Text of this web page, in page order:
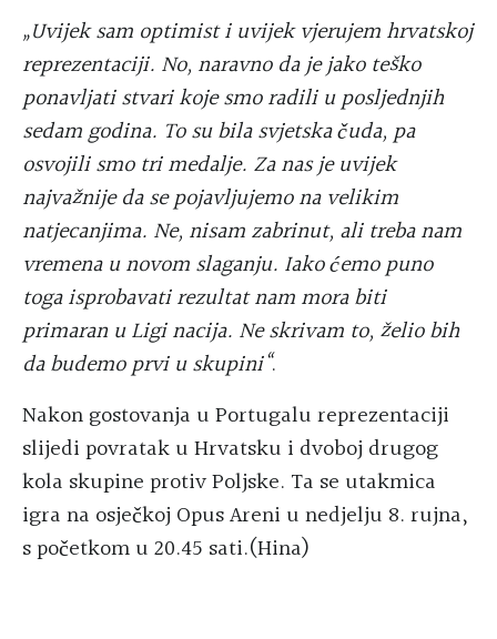
„Uvijek sam optimist i uvijek vjerujem hrvatskoj
reprezentaciji. No, naravno da je jako teško
ponavljati stvari koje smo radili u posljednjih
sedam godina. To su bila svjetska čuda, pa
osvojili smo tri medalje. Za nas je uvijek
najvažnije da se pojavljujemo na velikim
natjecanjima. Ne, nisam zabrinut, ali treba nam
vremena u novom slaganju. Iako ćemo puno
toga isprobavati rezultat nam mora biti
primaran u Ligi nacija. Ne skrivam to, želio bih
da budemo prvi u skupini“.
Nakon gostovanja u Portugalu reprezentaciji
slijedi povratak u Hrvatsku i dvoboj drugog
kola skupine protiv Poljske. Ta se utakmica
igra na osječkoj Opus Areni u nedjelju 8. rujna,
s početkom u 20.45 sati.(Hina)